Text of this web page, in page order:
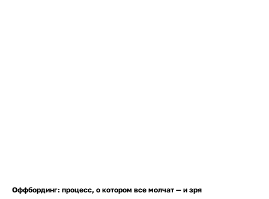
Оффбординг: процесс, о котором все молчат — и зря